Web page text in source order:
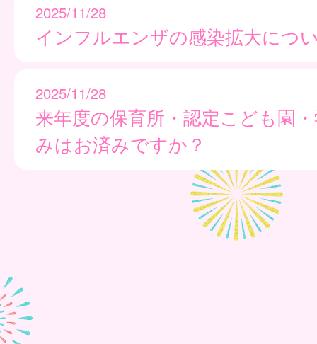
2025/11/28
インフルエンザの感染拡大につ
2025/11/28
来年度の保育所・認定こども園
みはお済みですか？